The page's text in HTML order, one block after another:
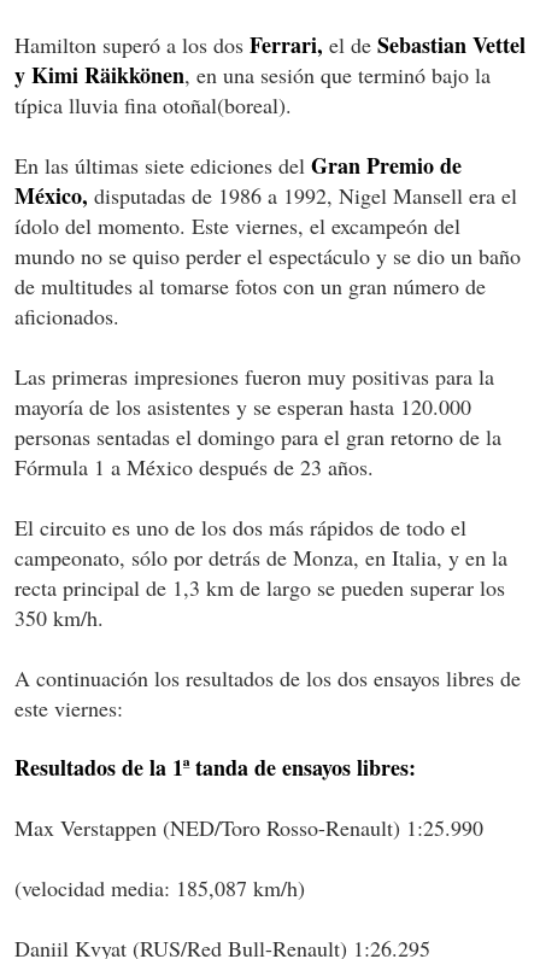
Hamilton superó a los dos Ferrari, el de Sebastian Vettel
y Kimi Räikkönen, en una sesión que terminó bajo la
típica lluvia fina otoñal(boreal).
En las últimas siete ediciones del Gran Premio de
México, disputadas de 1986 a 1992, Nigel Mansell era el
ídolo del momento. Este viernes, el excampeón del
mundo no se quiso perder el espectáculo y se dio un baño
de multitudes al tomarse fotos con un gran número de
aficionados.
Las primeras impresiones fueron muy positivas para la
mayoría de los asistentes y se esperan hasta 120.000
personas sentadas el domingo para el gran retorno de la
Fórmula 1 a México después de 23 años.
El circuito es uno de los dos más rápidos de todo el
campeonato, sólo por detrás de Monza, en Italia, y en la
recta principal de 1,3 km de largo se pueden superar los
350 km/h.
A continuación los resultados de los dos ensayos libres de
este viernes:
Resultados de la 1ª tanda de ensayos libres:
Max Verstappen (NED/Toro Rosso-Renault) 1:25.990
(velocidad media: 185,087 km/h)
Daniil Kvyat (RUS/Red Bull-Renault) 1:26.295